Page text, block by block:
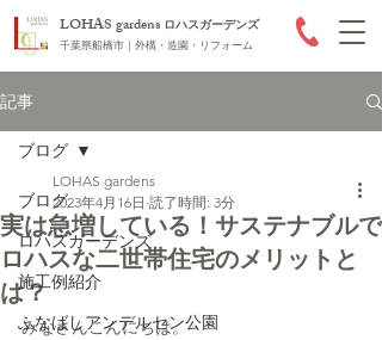
LOHAS gardens ロハスガーデンズ
千葉県船橋市｜外構・造園・リフォーム
記事
ブログ
ロハスガーデンズ
施工例紹介
ふなばしアンデルセン公園
ブログ
実は急増している！サステナブルで
ロハスな二世帯住宅のメリットと
は？
LOHAS gardens
2023年4月16日 読了時間: 3分
みなさんこんにちは。